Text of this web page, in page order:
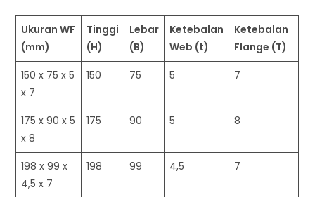
Ukuran WF
(mm)
Tinggi
(H)
Lebar
(B)
Ketebalan
Web (t)
Ketebalan
Flange (T)
150 x 75 x 5
x 7
150 75 5 7
175 x 90 x 5
x 8
175 90 5 8
198 x 99 x
4,5 x 7
198 99 4,5 7